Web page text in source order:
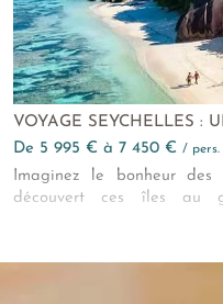
VOYAGE SEYCHELLES :
de 5 995 € à 7 450 € / pers.
Imaginez le bonheur des
découvert ces îles au
émerveillez-vous de ce
Digue, Praslin, la Terre
oasis à la végétation